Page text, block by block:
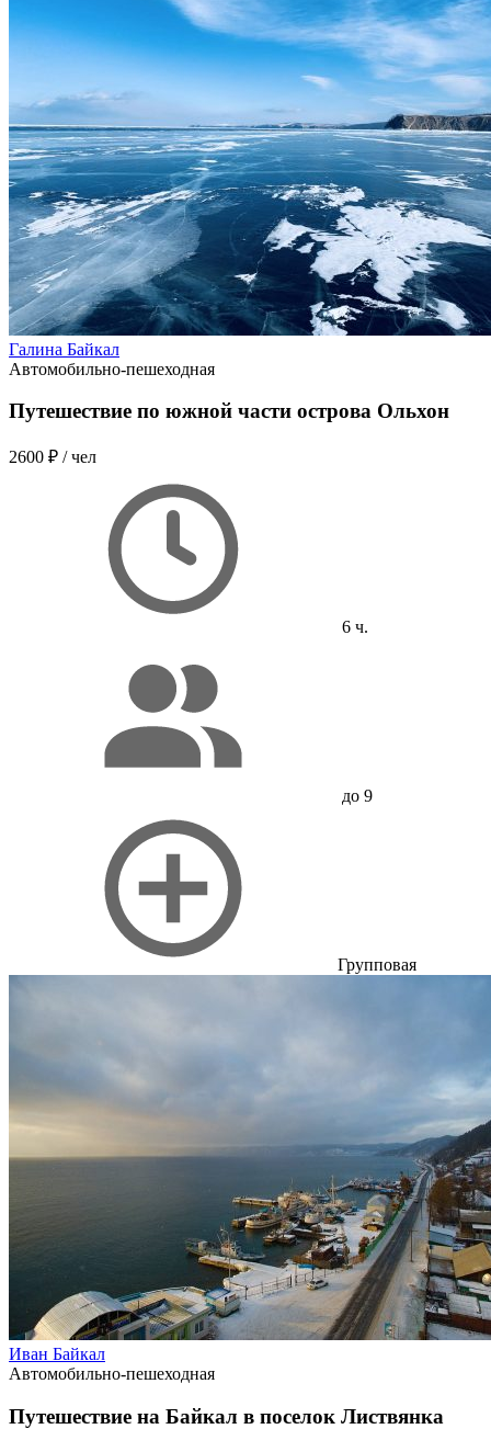
Галина Байкал
Автомобильно-пешеходная
Путешествие по южной части острова Ольхон
2600 ₽ / чел
6 ч.
до 9
Групповая
Иван Байкал
Автомобильно-пешеходная
Путешествие на Байкал в поселок Листвянка